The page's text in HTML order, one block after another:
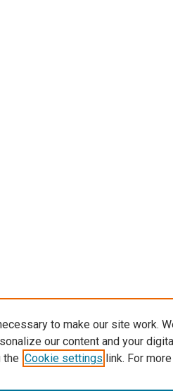
to make our site work.
our content and your
the Cookie settings link. For